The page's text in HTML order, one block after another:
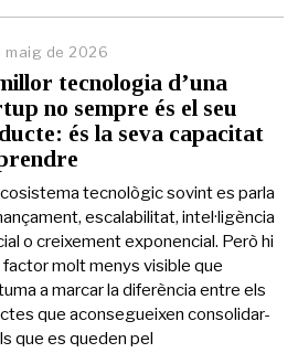
maig de 2026
8
d
e
m
g
d
2
0
2
6
tecnologia d’una
no sempre és el seu
és la seva capacitat
tecnològic sovint es parla
escalabilitat, intel·ligència
o creixement exponencial. Però hi
factor molt menys visible que
a marcar la diferència entre els
que aconsegueixen consolidar-
que es queden pel